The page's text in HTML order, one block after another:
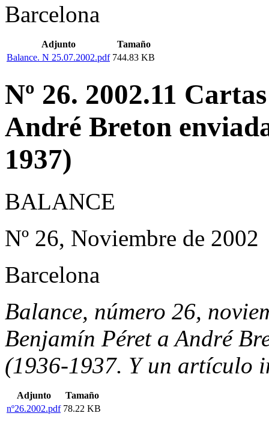
Barcelona
Adjunto
Tamaño
Balance. N 25.07.2002.pdf 744.83 KB
Nº 26. 2002.11
André Breton
1937)
BALANCE
Nº 26, Noviembre de 2002
Barcelona
Balance, número 26,
Benjamín Péret a André
(1936-1937. Y un artículo
Adjunto
Tamaño
nº26.2002.pdf 78.22 KB